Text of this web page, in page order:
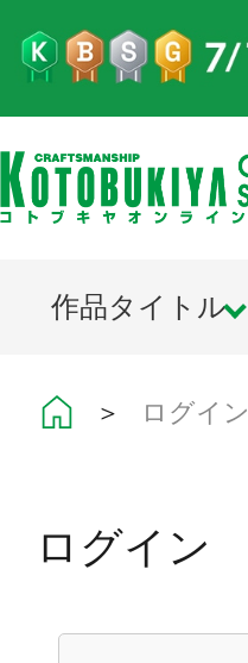
作品タイトル
＞ ログイン
ログイン